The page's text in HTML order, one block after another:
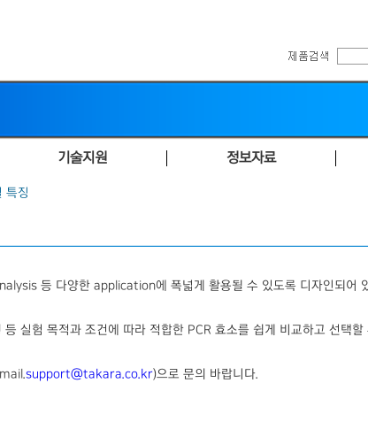
기술지원 정보자료
특징
등 다양한 application에 폭넓게 활용될 수 있도록 디자인되어
실험 목적과 조건에 따라 적합한 PCR 효소를 쉽게 비교하고 선택할
support@takara.co.kr)으로 문의 바랍니다.